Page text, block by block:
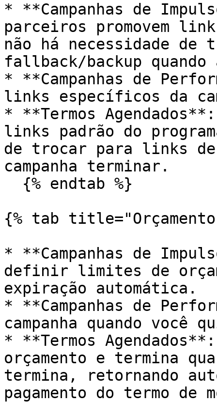
* **Campanhas de
parceiros promovem
não há necessidade
fallback/backup quando
* **Campanhas de
links específicos da
* **Termos
links padrão do
de trocar para links de
campanha terminar.
{% tab
* **Campanhas de
definir limites de
expiração automática.
* **Campanhas de
campanha quando você
* **Termos
orçamento e termina
termina, retornando
pagamento do termo de